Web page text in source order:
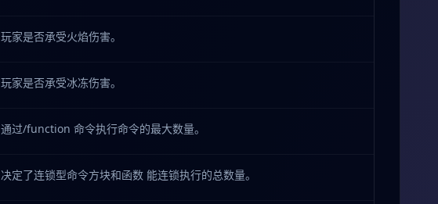
玩家是否承受火焰伤害。
玩家是否承受冰冻伤害。
通过/function 命令执行命令的最大数量。
决定了连锁型命令方块和函数 能连锁执行的总数量。